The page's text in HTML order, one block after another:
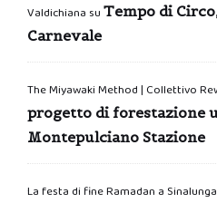
Valdichiana su Tempo di
Carnevale
The Miyawaki Method | Collettivo
progetto di forestazione
Montepulciano Stazione
La festa di fine Ramadan a